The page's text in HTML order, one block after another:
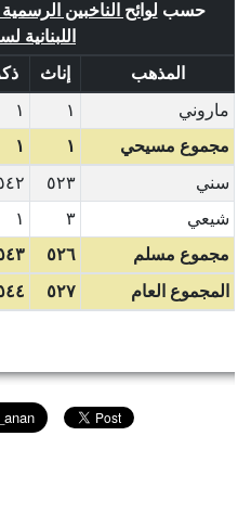
حسب لوائح الناخبين
اللبنانية لسنة
المذهب
إناث
ماروني
١ ١
مجموع مسيحي ١ ١
سني ٥٢٣
شيعي ٣ ١
مجموع مسلم ٥٢٦
المجموع العام ٥٢٧